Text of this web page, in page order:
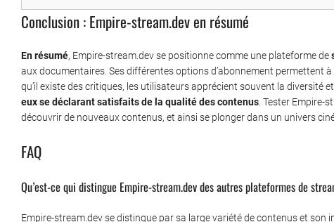
Conclusion : Empire-stream.dev en résumé
En résumé, Empire-stream.dev se positionne comme une plateforme de
aux documentaires. Ses différentes options d’abonnement permettent
qu’il existe des critiques, les utilisateurs apprécient souvent la diversité
eux se déclarant satisfaits de la qualité des contenus. Tester Empire-
découvrir de nouveaux contenus, et ainsi se plonger dans un univers
FAQ
Qu’est-ce qui distingue Empire-stream.dev des autres plateformes de
Empire-stream.dev se distingue par sa large variété de contenus et